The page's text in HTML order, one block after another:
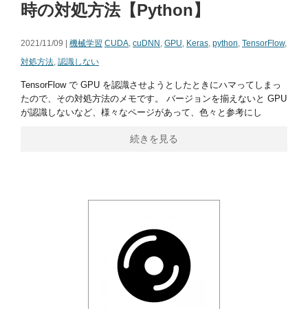
時の対処方法【Python】
2021/11/09 | 機械学習 CUDA, cuDNN , GPU, Keras, python, TensorFlow,
対処方法, 認識しない
TensorFlow で GPU を認識させようとしたときにハマってしまっ
たので、その対処方法のメモです。 バージョンを揃えないと GPU
が認識しないなど、様々なページがあって、色々と参考にし
続きを見る